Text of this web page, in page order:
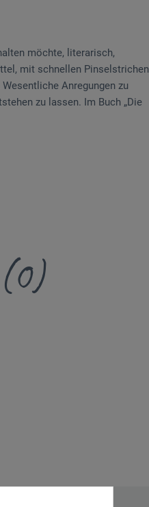
möchte, literarisch,
mit schnellen Pinselstrichen
Anregungen zu
zu lassen. Im Buch „Die